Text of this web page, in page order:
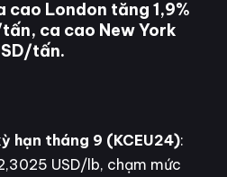
London tăng 1,9%
ca cao New York
tấn.
hạn tháng 9 (KCEU24):
USD/lb, chạm mức